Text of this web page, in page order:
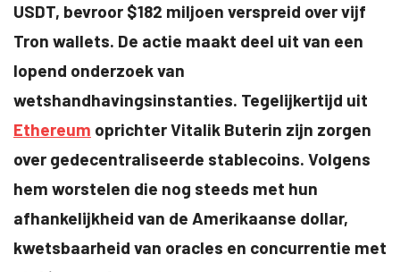
USDT, bevroor $182 miljoen verspreid over vijf
Tron wallets. De actie maakt deel uit van een
lopend onderzoek van
wetshandhavingsinstanties. Tegelijkertijd uit
Ethereum oprichter Vitalik Buterin zijn zorgen
over gedecentraliseerde stablecoins. Volgens
hem worstelen die nog steeds met hun
afhankelijkheid van de Amerikaanse dollar,
kwetsbaarheid van oracles en concurrentie met